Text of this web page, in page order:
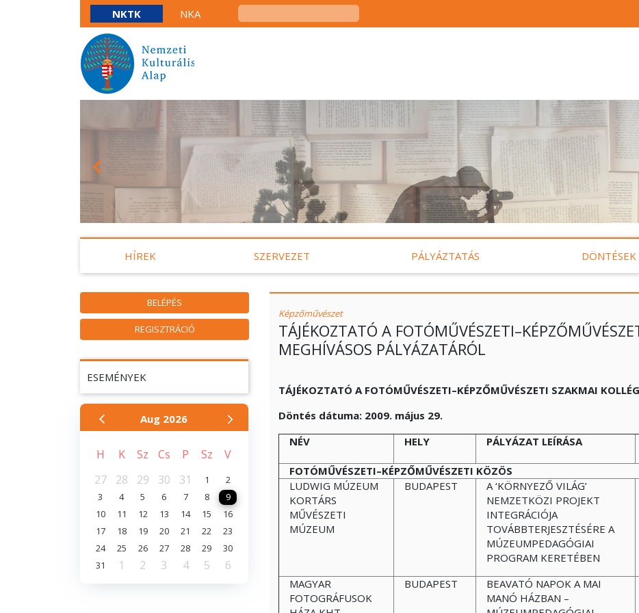
NKTK NKA
HÍREK SZERVEZET PÁLYÁZTATÁS DÖNTÉSEK
BELÉPÉS
REGISZTRÁCIÓ
ESEMÉNYEK
Aug 2026
H K Sz Cs P Sz
V
27
28 29 30 31 1
2
3
4 5 6 7 8
9
10
11 12 13 14 15
16
17
18 19 20 21 22
23
24
25 26 27 28 29
30
31
1 2 3 4 5 6
Képzőművészet
TÁJÉKOZTATÓ A
MEGHÍVÁSOS PÁLYÁZATÁRÓL
TÁJÉKOZTATÓ A FOTÓMŰVÉSZETI–KÉPZŐMŰVÉSZETI SZAKMAI
Döntés dátuma: 2009. május 29.
NÉV
HELY PÁLYÁZAT LEÍRÁSA
FOTÓMŰVÉSZETI–KÉPZŐMŰVÉSZETI KÖZÖS
LUDWIG MÚZEUM
KORTÁRS
MŰVÉSZETI
MÚZEUM
BUDAPEST
A ‘KÖRNYEZŐ VILÁG’
NEMZETKÖZI PROJEKT
INTEGRÁCIÓJA
TOVÁBBTERJESZTÉSÉRE A
MÚZEUMPEDAGÓGIAI
PROGRAM KERETÉBEN
MAGYAR
FOTOGRÁFUSOK
BUDAPEST
BEAVATÓ NAPOK A MAI
MANÓ HÁZBAN –